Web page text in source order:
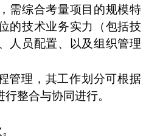
需综合考量项目的规模特
的技术业务实力（包括技
人员配置、以及组织管理
管理，其工作划分可根据
整合与协同进行。